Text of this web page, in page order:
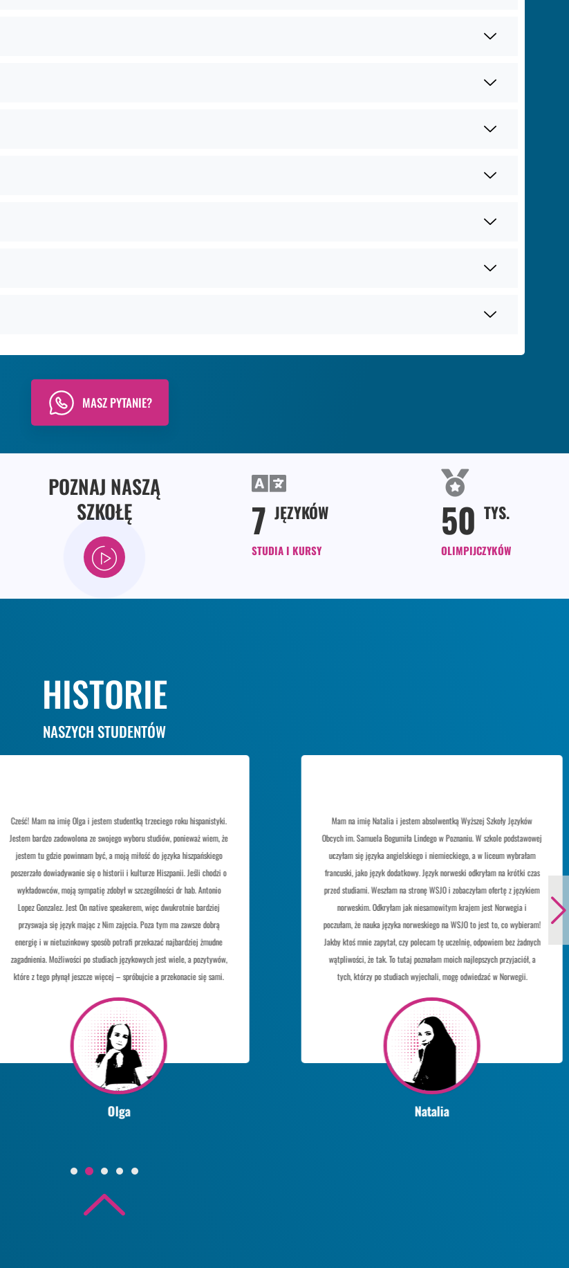
MASZ PYTANIE?
POZNAJ NASZĄ
SZKOŁĘ
7 JĘZYKÓW
STUDIA I KURSY
50 TYS.
OLIMPIJCZYKÓW
HISTORIE
NASZYCH STUDENTÓW
Olga
Cześć! Mam na imię Olga i jestem studentką trzeciego roku hispanistyki.
Jestem bardzo zadowolona ze swojego wyboru studiów, ponieważ wiem, że
jestem tu gdzie powinnam być, a moją miłość do języka hiszpańskiego
poszerzało dowiadywanie się o historii i kulturze Hiszpanii. Jeśli chodzi o
wykładowców, moją sympatię zdobył w szczególności dr hab. Antonio
Lopez Gonzalez. Jest On native speakerem, więc dwukrotnie bardziej
przyswaja się język mając z Nim zajęcia. Poza tym ma zawsze dobrą
energię i w nietuzinkowy sposób potrafi przekazać najbardziej żmudne
zagadnienia. Możliwości po studiach językowych jest wiele, a pozytywów,
które z tego płynął jeszcze więcej – spróbujcie a przekonacie się sami.
Natalia
Mam na imię Natalia i jestem absolwentką Wyższej Szkoły Języków
Obcych im. Samuela Bogumiła Lindego w Poznaniu. W szkole podstawowej
uczyłam się języka angielskiego i niemieckiego, a w liceum wybrałam
francuski, jako język dodatkowy. Język norweski odkryłam na krótki czas
przed studiami. Weszłam na stronę WSJO i zobaczyłam ofertę z językiem
norweskim. Odkryłam jak niesamowitym krajem jest Norwegia i
poczułam, że nauka języka norweskiego na WSJO to jest to, co wybieram!
Jakby ktoś mnie zapytał, czy polecam tę uczelnię, odpowiem bez żadnych
wątpliwości, że tak. To tutaj poznałam moich najlepszych przyjaciół, a
tych, którzy po studiach wyjechali, mogę odwiedzać w Norwegii.